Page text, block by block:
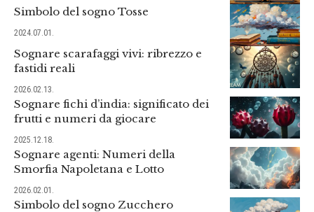
Simbolo del sogno Tosse
2024.07.01.
Sognare scarafaggi vivi: ribrezzo e
fastidi reali
2026.02.13.
Sognare fichi d’india: significato dei
frutti e numeri da giocare
2025.12.18.
Sognare agenti: Numeri della
Smorfia Napoletana e Lotto
2026.02.01.
Simbolo del sogno Zucchero